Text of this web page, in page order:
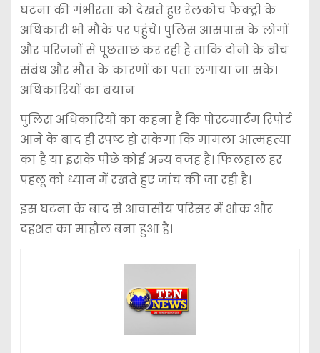
घटना की गंभीरता को देखते हुए रेलकोच फैक्ट्री के
अधिकारी भी मौके पर पहुंचे। पुलिस आसपास के लोगों
और परिजनों से पूछताछ कर रही है ताकि दोनों के बीच
संबंध और मौत के कारणों का पता लगाया जा सके।
अधिकारियों का बयान
पुलिस अधिकारियों का कहना है कि पोस्टमार्टम रिपोर्ट
आने के बाद ही स्पष्ट हो सकेगा कि मामला आत्महत्या
का है या इसके पीछे कोई अन्य वजह है। फिलहाल हर
पहलू को ध्यान में रखते हुए जांच की जा रही है।
इस घटना के बाद से आवासीय परिसर में शोक और
दहशत का माहौल बना हुआ है।